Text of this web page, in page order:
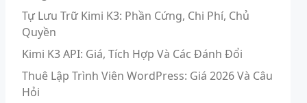
Tự Lưu Trữ Kimi K3: Phần Cứng, Chi Phí, Chủ
Quyền
Kimi K3 API: Giá, Tích Hợp Và Các Đánh Đổi
Thuê Lập Trình Viên WordPress: Giá 2026 Và Câu
Hỏi